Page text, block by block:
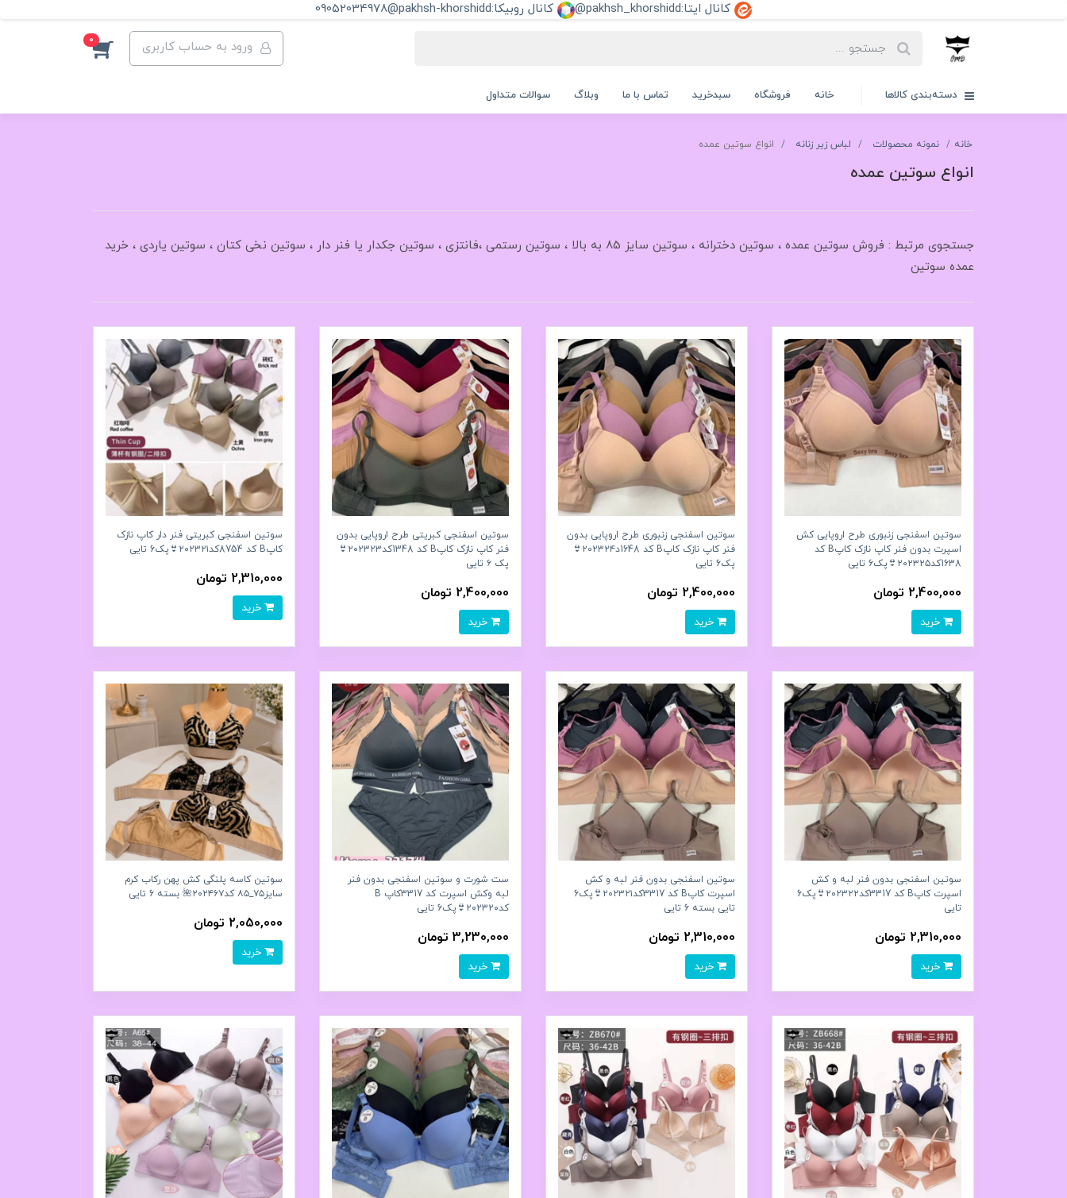
کانال ایتا:pakhsh_khorshidd@ کانال روبیکا:pakhsh-khorshidd@ 09052034978
ورود به حساب کاربری 0
دسته‌بندی کالاها خانه فروشگاه سبدخرید تماس با ما وبلاگ سوالات متداول
خانه نمونه محصولات لباس زیر زنانه انواع سوتین عمده
انواع سوتین عمده
جستجوی مرتبط : فروش سوتین عمده ، سوتین دخترانه ، سوتین سایز 85 به بالا ، سوتین رستمی ،فانتزی ، سوتین جکدار یا فنر دار ، سوتین نخی کتان ، سوتین یاردی ، خرید
عمده سوتین
سوتین اسفنجی زنبوری طرح اروپایی کش
اسپرت بدون فنر کاپ نازک کاپB کد
1638کد۲۰۲۳۲۵👙پک6 تايی
2,400,000 تومان
سوتین اسفنجی زنبوری طرح اروپایی بدون
فنر کاپ نازک کاپB کد 1648د۲۰۲۳۲۴👙
پک6 تايی
2,400,000 تومان
سوتین اسفنجی کبریتی طرح اروپایی بدون
فنر کاپ نازک کاپB کد 1348کد۲۰۲۳۲۳👙
پک ۶ تایی
2,400,000 تومان
سوتین اسفنجی کبریتی فنر دار کاپ نازک
کاپB کد 8754کد۲۰۲۳۲۱👙پک6 تايی
2,310,000 تومان
سوتین اسفنجی بدون فنر لبه و کش
اسپرت کاپB کد 3317کد۲۰۲۳۲۲👙پک6
تايی
2,310,000 تومان
سوتین اسفنجی بدون فنر لبه و کش
اسپرت کاپB کد 3317کد۲۰۲۳۲۱👙پک6
تايی بسته 6 تایی
2,310,000 تومان
ست شورت و سوتین اسفنجی بدون فنر
لبه وکش اسپرت کد 3317کاپ B
کد۲۰۲۳۲۰👙پک6 تايی
3,230,000 تومان
سوتین کاسه پلنگی کش پهن رکاب کرم
سایز۷۵_۸۵ کد۲۰۲۴۶۷🌺 بسته 6 تایی
2,050,000 تومان